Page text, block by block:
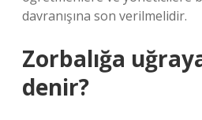
davranışına son verilmelidir.
Zorbalığa
denir?